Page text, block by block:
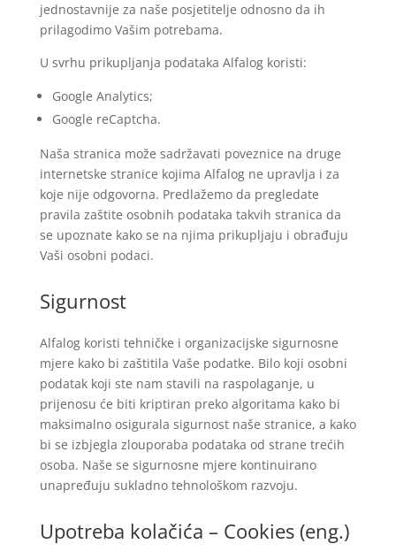
jednostavnije za naše posjetitelje odnosno da ih
prilagodimo Vašim potrebama.
U svrhu prikupljanja podataka Alfalog koristi:
Google Analytics;
Google reCaptcha.
Naša stranica može sadržavati poveznice na druge
internetske stranice kojima Alfalog ne upravlja i za
koje nije odgovorna. Predlažemo da pregledate
pravila zaštite osobnih podataka takvih stranica da
se upoznate kako se na njima prikupljaju i obrađuju
Vaši osobni podaci.
Sigurnost
Alfalog koristi tehničke i organizacijske sigurnosne
mjere kako bi zaštitila Vaše podatke. Bilo koji osobni
podatak koji ste nam stavili na raspolaganje, u
prijenosu će biti kriptiran preko algoritama kako bi
maksimalno osigurala sigurnost naše stranice, a kako
bi se izbjegla zlouporaba podataka od strane trećih
osoba. Naše se sigurnosne mjere kontinuirano
unapređuju sukladno tehnološkom razvoju.
Upotreba kolačića – Cookies (eng.)